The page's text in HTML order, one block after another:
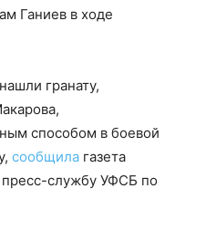
Ганиев в ходе
гранату,
способом в боевой
сообщила газета
пресс-службу УФСБ по